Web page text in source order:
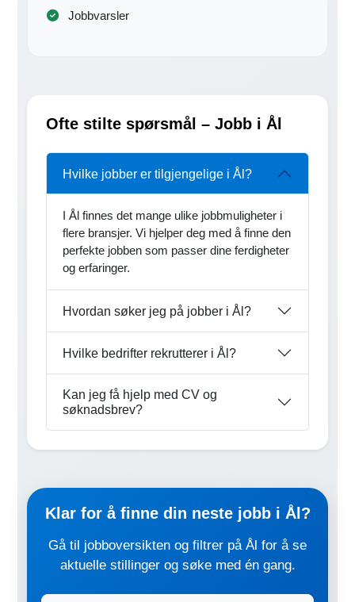
Jobbvarsler
Ofte stilte spørsmål – Jobb i Ål
Hvilke jobber er tilgjengelige i Ål?
I Ål finnes det mange ulike jobbmuligheter i
flere bransjer. Vi hjelper deg med å finne den
perfekte jobben som passer dine ferdigheter
og erfaringer.
Hvordan søker jeg på jobber i Ål?
Hvilke bedrifter rekrutterer i Ål?
Kan jeg få hjelp med CV og
søknadsbrev?
Klar for å finne din neste jobb i Ål?
Gå til jobboversikten og filtrer på Ål for å se
aktuelle stillinger og søke med én gang.